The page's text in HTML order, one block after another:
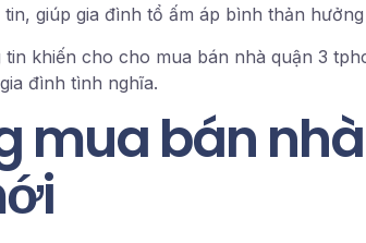
giúp gia đình tổ ấm áp bình thản hưởng
khiến cho cho mua bán nhà quận 3
đình tình nghĩa.
mua bán